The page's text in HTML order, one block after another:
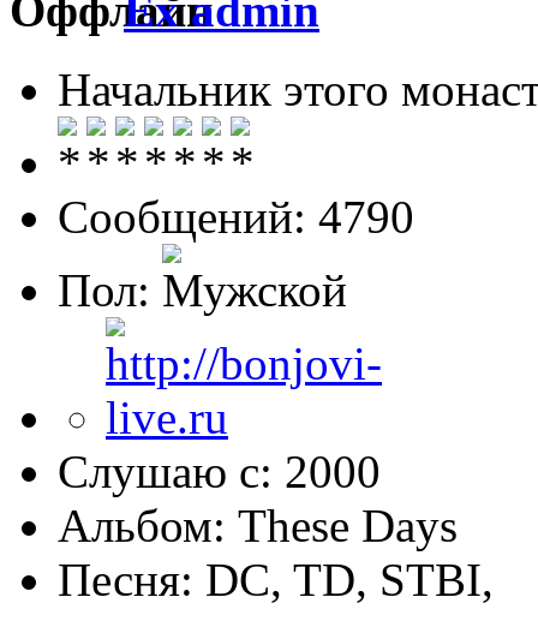
Начальник этого
Сообщений: 4790
Пол:
Слушаю с: 2000
Альбом: These Days
Песня: DC, TD, STBI,